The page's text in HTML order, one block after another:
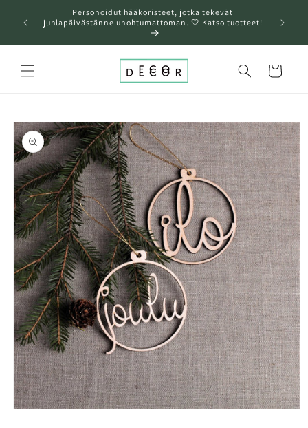
sisältöön
Personoidut hääkoristeet, jotka tekevät
juhlapäivästänne unohtumattoman. 🤍 Katso tuotteet!
Ostoskori
Siirry
tuotetietoihin